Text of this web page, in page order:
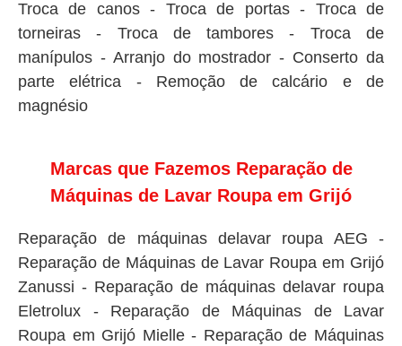
Troca de canos - Troca de portas - Troca de
torneiras - Troca de tambores - Troca de
manípulos - Arranjo do mostrador - Conserto da
parte elétrica - Remoção de calcário e de
magnésio
Marcas que Fazemos Reparação de
Máquinas de Lavar Roupa em Grijó
Reparação de máquinas delavar roupa AEG -
Reparação de Máquinas de Lavar Roupa em Grijó
Zanussi - Reparação de máquinas delavar roupa
Eletrolux - Reparação de Máquinas de Lavar
Roupa em Grijó Mielle - Reparação de Máquinas